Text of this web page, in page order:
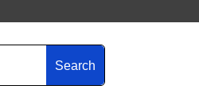
Search